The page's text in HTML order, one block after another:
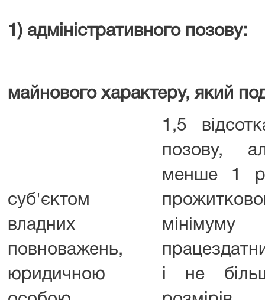
1) адміністративного позову:
майнового характеру, який
суб'єктом
владних
повноважень,
юридичною
1,5
позову,
менше 1
і не